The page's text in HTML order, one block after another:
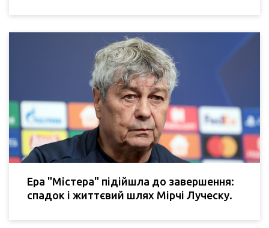
Ера "Містера" підійшла до завершення:
спадок і життєвий шлях Мірчі Луческу.